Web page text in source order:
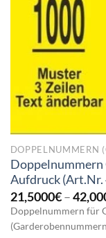
DOPPELNUMMERN
Aufdruck (Art.Nr.
21,5000€ –
Doppelnummern für